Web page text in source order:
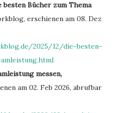
besten Bücher zum Thema
erschienen am 08. Dez
2025/12/die-besten-
messen,
am 02. Feb 2026, abrufbar